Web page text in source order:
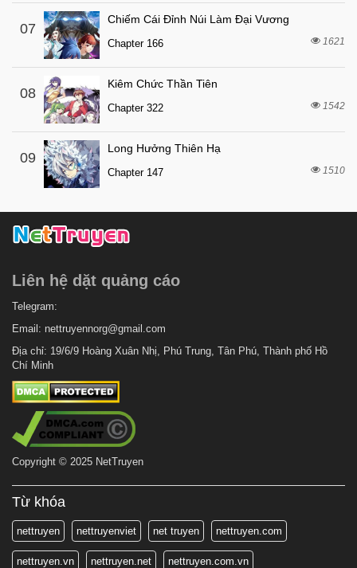
07
Chiếm Cái Đỉnh Núi Làm Đại Vương
Chapter 166 1621
08
Kiêm Chức Thần Tiên
Chapter 322 1542
09
Long Hưởng Thiên Hạ
Chapter 147 1510
Liên hệ dặt quảng cáo
Telegram:
Email: nettruyennorg@gmail.com
Địa chỉ: 19/6/9 Hoàng Xuân Nhị, Phú Trung, Tân Phú, Thành phố Hồ
Chí Minh
Copyright © 2025 NetTruyen
Từ khóa
nettruyen nettruyenviet net truyen nettruyen.com
nettruyen.vn nettruyen.net nettruyen.com.vn